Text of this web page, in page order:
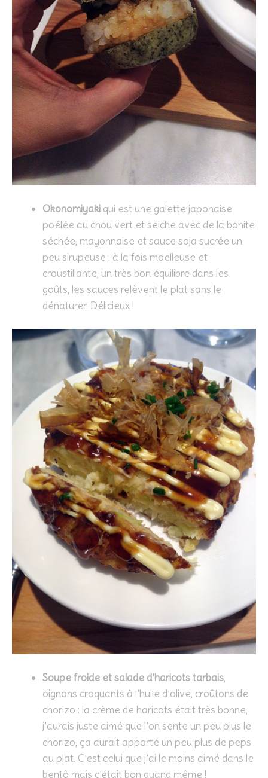
Okonomiyaki qui est une galette japonaise
poêlée au chou vert et seiche avec de la bonite
séchée, mayonnaise et sauce soja sucrée un
peu sirupeuse : à la fois moelleuse et
croustillante, un très bon équilibre dans les
goûts, les sauces relèvent le plat sans le
dénaturer. Délicieux !
Soupe froide et salade d’haricots tarbais,
oignons croquants à l’huile d’olive, croûtons de
chorizo : la crème de haricots était très bonne,
j’aurais juste aimé que l’on sente un peu plus le
chorizo, ça aurait apporté un peu plus de peps
au plat. C’est celui que j’ai le moins aimé dans le
bentô mais c’était bon quand même !